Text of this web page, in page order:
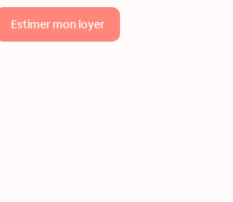
Estimer mon loyer